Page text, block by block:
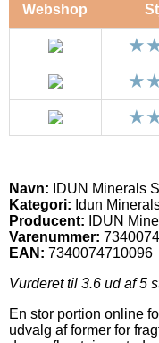
Webshop
Navn: IDUN Minerals
Kategori: Idun
Producent:
IDUN
Varenummer:
EAN: 7340074710096
Vurderet til 3.6 ud af 5
En stor portion online
udvalg af former for